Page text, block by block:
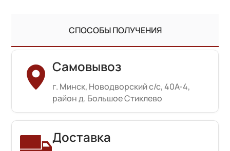
СПОСОБЫ ПОЛУЧЕНИЯ
Самовывоз
г. Минск, Новодворский с/с, 40А-4,
район д. Большое Стиклево
Доставка